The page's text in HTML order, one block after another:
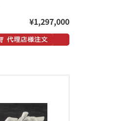
¥1,297,000